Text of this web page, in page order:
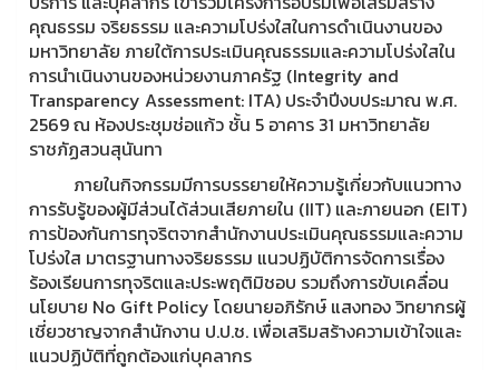
คุณธรรม จริยธรรม และความโปร่งใสในการดําเนินงานของ
มหาวิทยาลัย ภายใต้การประเมินคุณธรรมและความโปร่งใสใน
การนําเนินงานของหน่วยงานภาครัฐ (Integrity and
Transparency Assessment: ITA) ประจําปีงบประมาณ พ.ศ.
2569 ณ ห้องประชุมช่อแก้ว ชั้น 5 อาคาร 31 มหาวิทยาลัย
ราชภัฏสวนสุนันทา
ภายในกิจกรรมมีการบรรยายให้ความรู้เกี่ยวกับแนวทาง
การรับรู้ของผู้มีส่วนได้ส่วนเสียภายใน (IIT) และภายนอก (EIT)
การป้องกันการทุจริตจากสํานักงานประเมินคุณธรรมและความ
โปร่งใส มาตรฐานทางจริยธรรม แนวปฏิบัติการจัดการเรื่อง
ร้องเรียนการทุจริตและประพฤติมิชอบ รวมถึงการขับเคลื่อน
นโยบาย No Gift Policy โดยนายอภิรักษ์ แสงทอง วิทยากรผู้
เชี่ยวชาญจากสํานักงาน ป.ป.ช. เพื่อเสริมสร้างความเข้าใจและ
แนวปฏิบัติที่ถูกต้องแก่บุคลากร